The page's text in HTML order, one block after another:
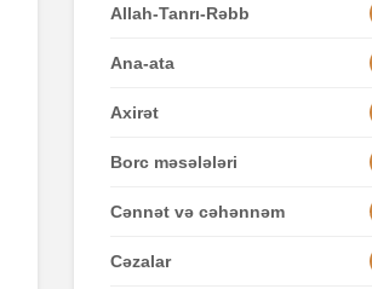
Allah-Tanrı-Rəbb
Ana-ata
Axirət
Borc məsələləri
Cənnət və cəhənnəm
Cəzalar